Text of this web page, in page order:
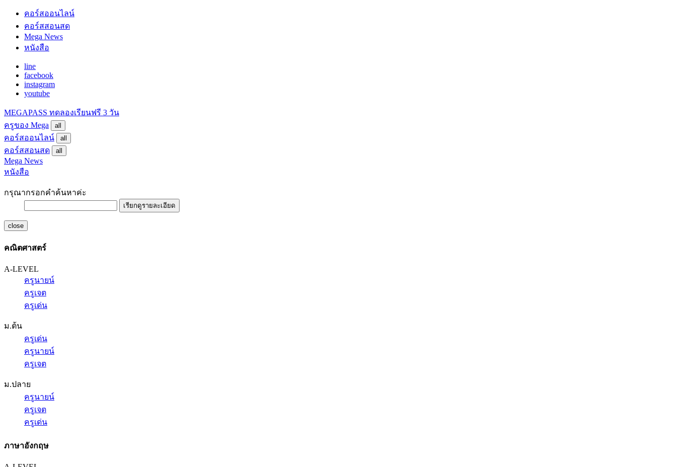
คอร์สออนไลน์
คอร์สสอนสด
Mega News
หนังสือ
line
facebook
instagram
youtube
MEGAPASS ทดลองเรียนฟรี 3 วัน
ครูของ Mega
all
คอร์สออนไลน์ all
คอร์สสอนสด all
Mega News
หนังสือ
กรุณากรอกคำค้นหาค่ะ
เรียกดูรายละเอียด
close
คณิตศาสตร์
A-LEVEL
ครูนายน์
ครูเจต
ครูเด่น
ม.ต้น
ครูเด่น
ครูนายน์
ครูเจต
ม.ปลาย
ครูนายน์
ครูเจต
ครูเด่น
ภาษาอังกฤษ